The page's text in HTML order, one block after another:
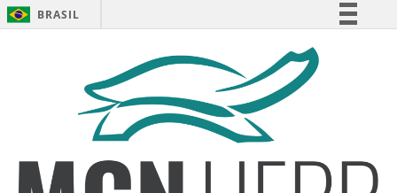
BRASIL
Comunica BR
Participe
Acesso à informação